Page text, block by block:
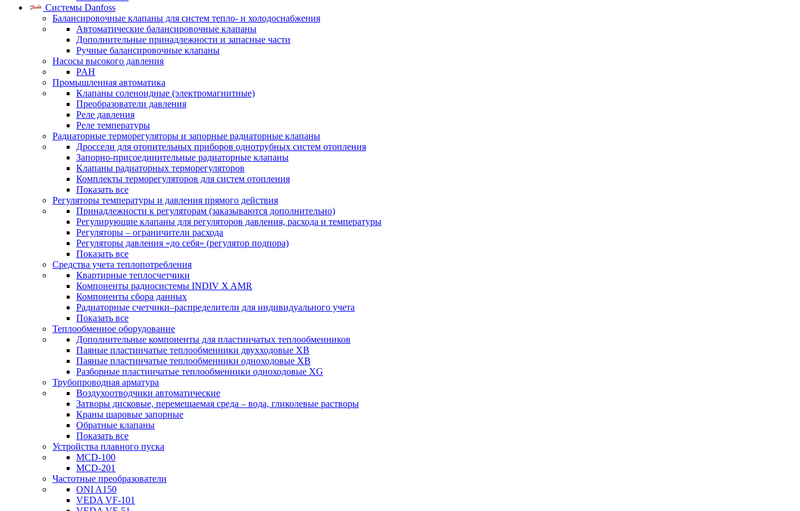
Системы Danfoss
Балансировочные клапаны для систем тепло- и холодоснабжения
Автоматические балансировочные клапаны
Дополнительные принадлежности и запасные части
Ручные балансировочные клапаны
Насосы высокого давления
PAH
Промышленная автоматика
Клапаны соленоидные (электромагнитные)
Преобразователи давления
Реле давления
Реле температуры
Радиаторные терморегуляторы и запорные радиаторные клапаны
Дроссели для отопительных приборов однотрубных систем отопления
Запорно-присоединительные радиаторные клапаны
Клапаны радиаторных терморегуляторов
Комплекты терморегуляторов для систем отопления
Показать все
Регуляторы температуры и давления прямого действия
Принадлежности к регуляторам (заказываются дополнительно)
Регулирующие клапаны для регуляторов давления, расхода и температуры
Регуляторы – ограничители расхода
Регуляторы давления «до себя» (регулятор подпора)
Показать все
Средства учета теплопотребления
Квартирные теплосчетчики
Компоненты радиосистемы INDIV X AMR
Компоненты сбора данных
Радиаторные счетчики–распределители для индивидуального учета
Показать все
Теплообменное оборудование
Дополнительные компоненты для пластинчатых теплообменников
Паяные пластинчатые теплообменники двухходовые XB
Паяные пластинчатые теплообменники одноходовые ХВ
Разборные пластинчатые теплообменники одноходовые ХG
Трубопроводная арматура
Воздухоотводчики автоматические
Затворы дисковые, перемещаемая среда – вода, гликолевые растворы
Краны шаровые запорные
Обратные клапаны
Показать все
Устройства плавного пуска
MCD-100
MCD-201
Частотные преобразователи
ONI A150
VEDA VF-101